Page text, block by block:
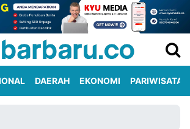
DAERAH EKONOMI PARIWISATA